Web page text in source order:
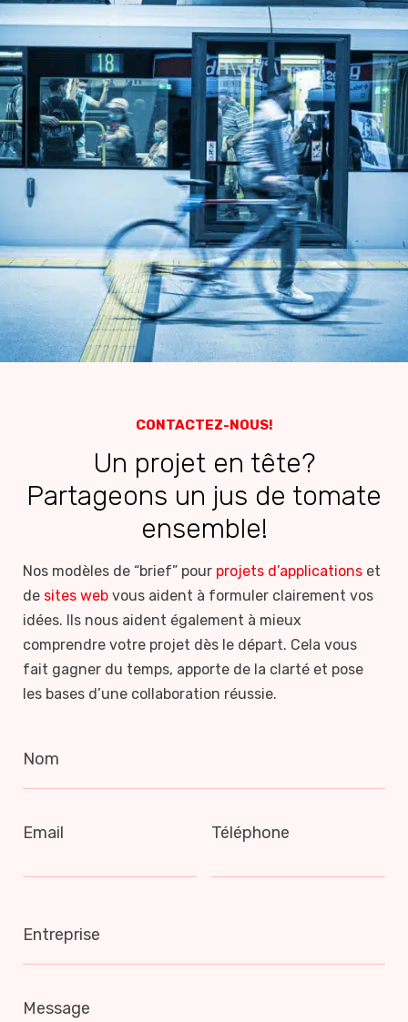
CONTACTEZ-NOUS!
Un projet en tête?
Partageons un jus de tomate
ensemble!
Nos modèles de “brief” pour projets d’applications et
de sites web vous aident à formuler clairement vos
idées. Ils nous aident également à mieux
comprendre votre projet dès le départ. Cela vous
fait gagner du temps, apporte de la clarté et pose
les bases d’une collaboration réussie.
Nom
Email Téléphone
Entreprise
Message